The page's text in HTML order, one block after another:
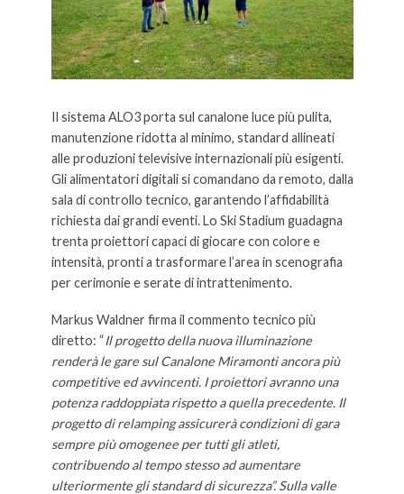
Il sistema ALO3 porta sul canalone luce più pulita,
manutenzione ridotta al minimo, standard allineati
alle produzioni televisive internazionali più esigenti.
Gli alimentatori digitali si comandano da remoto, dalla
sala di controllo tecnico, garantendo l’affidabilità
richiesta dai grandi eventi. Lo Ski Stadium guadagna
trenta proiettori capaci di giocare con colore e
intensità, pronti a trasformare l’area in scenografia
per cerimonie e serate di intrattenimento.
Markus Waldner firma il commento tecnico più
diretto: “Il progetto della nuova illuminazione
renderà le gare sul Canalone Miramonti ancora più
competitive ed avvincenti. I proiettori avranno una
potenza raddoppiata rispetto a quella precedente. Il
progetto di relamping assicurerà condizioni di gara
sempre più omogenee per tutti gli atleti,
contribuendo al tempo stesso ad aumentare
ulteriormente gli standard di sicurezza”. Sulla valle